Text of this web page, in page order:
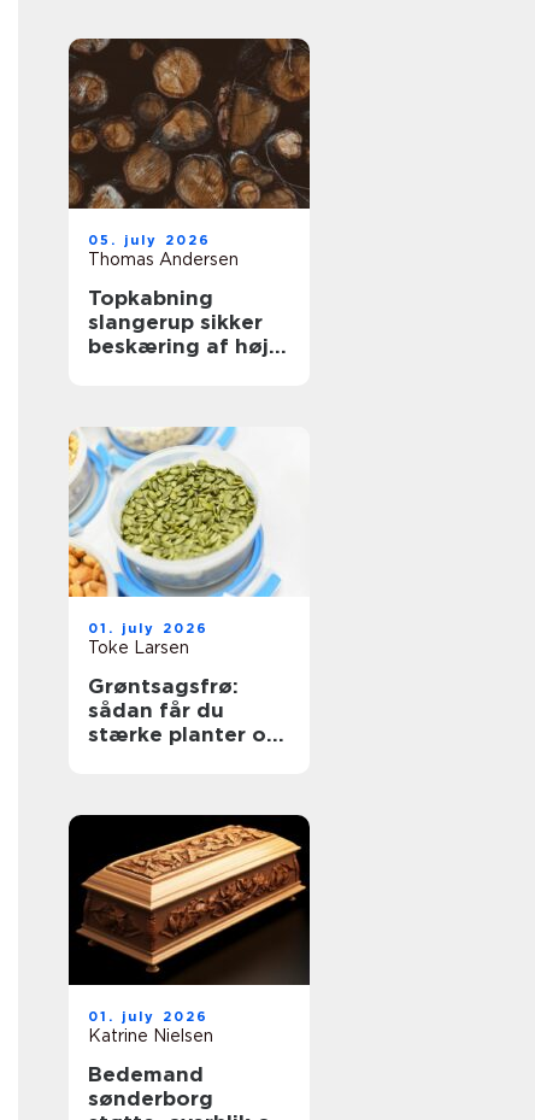
05. july 2026
Thomas Andersen
Topkabning
slangerup sikker
beskæring af høje
01. july 2026
Toke Larsen
Grøntsagsfrø:
sådan får du
stærke planter og
01. july 2026
Katrine Nielsen
Bedemand
sønderborg